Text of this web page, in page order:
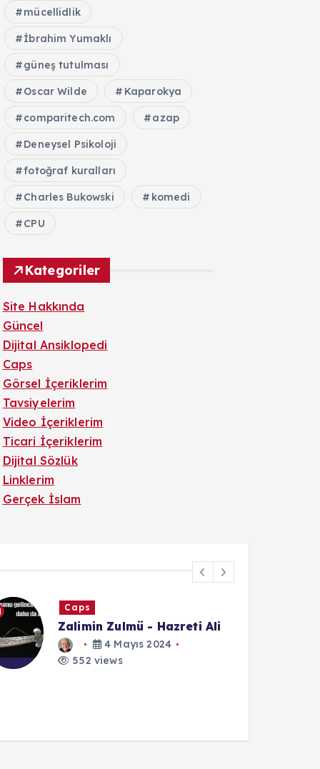
mücellidlik
İbrahim Yumaklı
güneş tutulması
Oscar Wilde Kaparokya
comparitech.com azap
Deneysel Psikoloji
fotoğraf kuralları
Charles Bukowski komedi
CPU
Kategoriler
Site Hakkında
Güncel
Dijital Ansiklopedi
Caps
Görsel İçeriklerim
Tavsiyelerim
Video İçeriklerim
Ticari İçeriklerim
Dijital Sözlük
Linklerim
Gerçek İslam
Haber
Nasuh Mahruki Sosyal
Medya Paylaşımı Nedeniyle
Tutuklandı